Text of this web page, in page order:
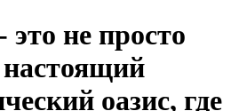
это не просто
настоящий
оазис, где